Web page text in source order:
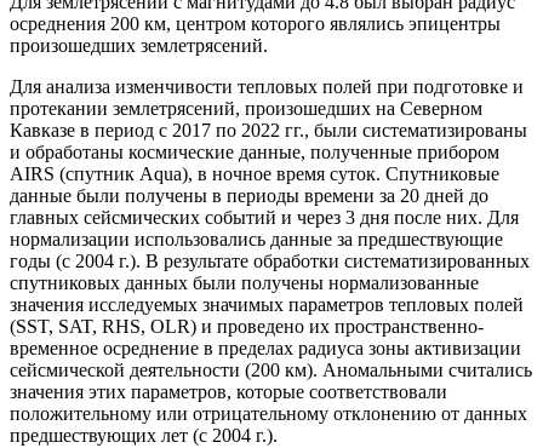
осреднения 200 км, центром которого являлись эпицентры
произошедших землетрясений.
Для анализа изменчивости тепловых полей при подготовке и
протекании землетрясений, произошедших на Северном
Кавказе в период с 2017 по 2022 гг., были систематизированы
и обработаны космические данные, полученные прибором
AIRS (спутник Aqua), в ночное время суток. Спутниковые
данные были получены в периоды времени за 20 дней до
главных сейсмических событий и через 3 дня после них. Для
нормализации использовались данные за предшествующие
годы (с 2004 г.). В результате обработки систематизированных
спутниковых данных были получены нормализованные
значения исследуемых значимых параметров тепловых полей
(SST, SAT, RHS, OLR) и проведено их пространственно-
временное осреднение в пределах радиуса зоны активизации
сейсмической деятельности (200 км). Аномальными считались
значения этих параметров, которые соответствовали
положительному или отрицательному отклонению от данных
предшествующих лет (с 2004 г.).